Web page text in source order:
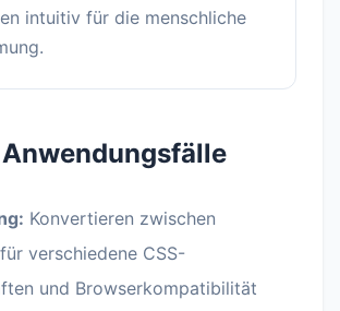
intuitiv für die menschliche
Konvertieren zwischen
verschiedene CSS-
und Browserkompatibilität